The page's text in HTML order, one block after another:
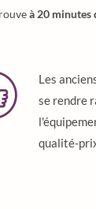
à 20 minutes
Les
se rendre
qualité-